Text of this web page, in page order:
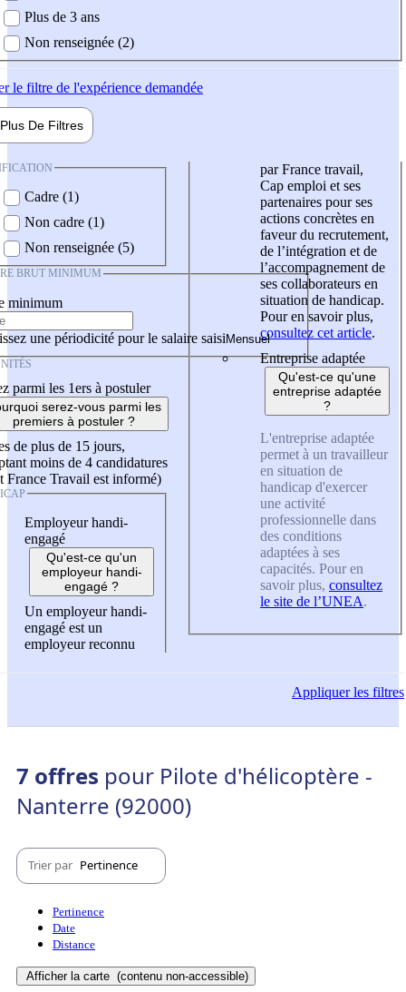
Plus de 3 ans
Non renseignée (2)
le filtre de l'expérience demandée
Plus De Filtres
Cadre (1)
Non cadre (1)
Non renseignée (5)
BRUT MINIMUM
minimum
une périodicité pour le salaire saisi
parmi les 1ers à postuler
serez-vous parmi les
premiers à postuler ?
de plus de 15 jours,
moins de 4 candidatures
France Travail est informé)
Employeur handi-
engagé
Qu'est-ce qu'un
employeur handi-
engagé ?
Un employeur handi-
engagé est un
employeur reconnu
par France travail,
Cap emploi et ses
partenaires pour ses
actions concrètes en
faveur du recrutement,
de l’intégration et de
l’accompagnement de
ses collaborateurs en
situation de handicap.
Pour en savoir plus,
consultez cet article.
Entreprise adaptée
Qu'est-ce qu'une
entreprise adaptée
?
L'entreprise adaptée
permet à un travailleur
en situation de
handicap d'exercer
une activité
professionnelle dans
des conditions
adaptées à ses
capacités. Pour en
savoir plus, consultez
le site de l’UNEA.
Appliquerles filtres
7 offres pour Pilote d'hélicoptère -
Nanterre (92000)
Trier par Pertinence
Pertinence
Date
Distance
Afficher la carte (contenu non-accessible)